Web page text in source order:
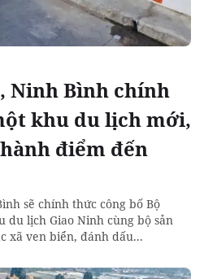
Ninh Bình chính
khu du lịch mới,
điểm đến
sẽ chính thức công bố Bộ
lịch Giao Ninh cùng bộ sản
xã ven biển, đánh dấu...